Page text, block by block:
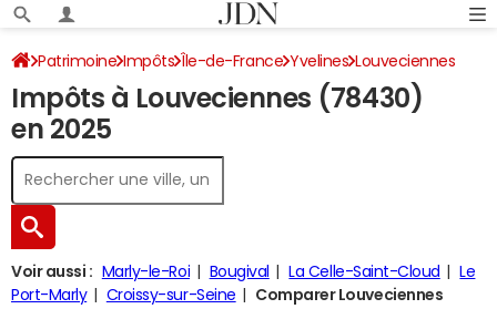
Patrimoine Impôts Île-de-France Yvelines Louveciennes
Impôt sur le revenu
Impôts à Louveciennes (78430)
en 2025
Voir aussi : Marly-le-Roi Bougival La Celle-Saint-Cloud
Le
Port-Marly
Croissy-sur-Seine
Comparer Louveciennes